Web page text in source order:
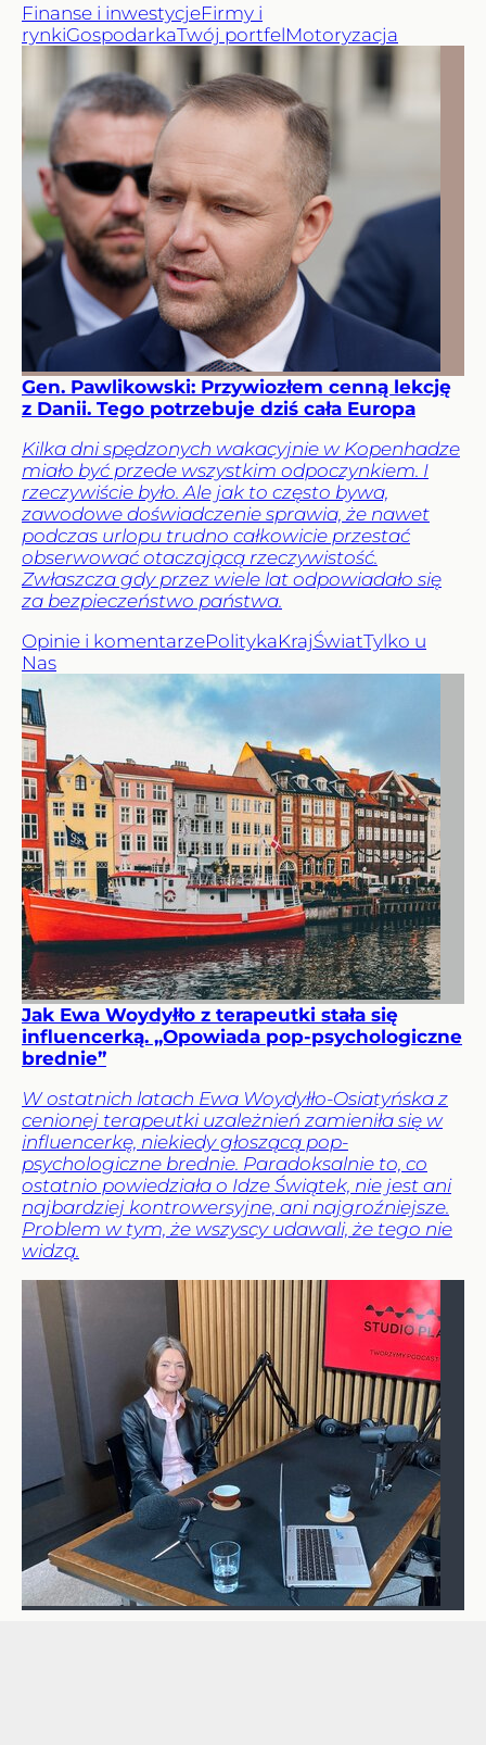
Finanse i inwestycjeFirmy i
rynkiGospodarkaTwój portfelMotoryzacja
Gen. Pawlikowski: Przywiozłem cenną lekcję
z Danii. Tego potrzebuje dziś cała Europa
Kilka dni spędzonych wakacyjnie w Kopenhadze
miało być przede wszystkim odpoczynkiem. I
rzeczywiście było. Ale jak to często bywa,
zawodowe doświadczenie sprawia, że nawet
podczas urlopu trudno całkowicie przestać
obserwować otaczającą rzeczywistość.
Zwłaszcza gdy przez wiele lat odpowiadało się
za bezpieczeństwo państwa.
Opinie i komentarzePolitykaKrajŚwiatTylko u
Nas
Jak Ewa Woydyłło z terapeutki stała się
influencerką. „Opowiada pop-psychologiczne
brednie”
W ostatnich latach Ewa Woydyłło-Osiatyńska z
cenionej terapeutki uzależnień zamieniła się w
influencerkę, niekiedy głoszącą pop-
psychologiczne brednie. Paradoksalnie to, co
ostatnio powiedziała o Idze Świątek, nie jest ani
najbardziej kontrowersyjne, ani najgroźniejsze.
Problem w tym, że wszyscy udawali, że tego nie
widzą.